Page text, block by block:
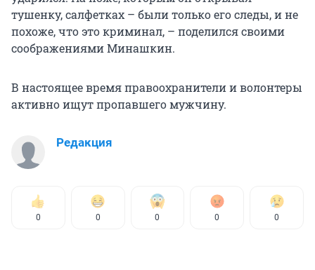
тушенку, салфетках – были только его следы, и не
похоже, что это криминал, – поделился своими
соображениями Минашкин.
В настоящее время правоохранители и волонтеры
активно ищут пропавшего мужчину.
Редакция
0 0 0 0 0